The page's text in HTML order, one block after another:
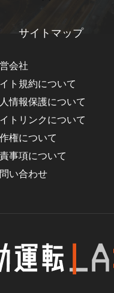
サイトマップ
会社
ト規約について
情報保護について
トリンクについて
権について
事項について
い合わせ